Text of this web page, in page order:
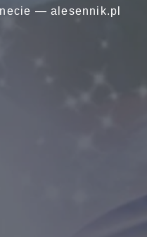
— alesennik.pl